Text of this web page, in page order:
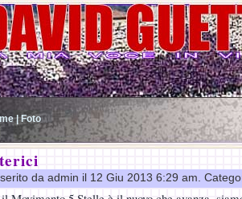
| Foto
da admin il 12 Giu 2013 6:29 am.